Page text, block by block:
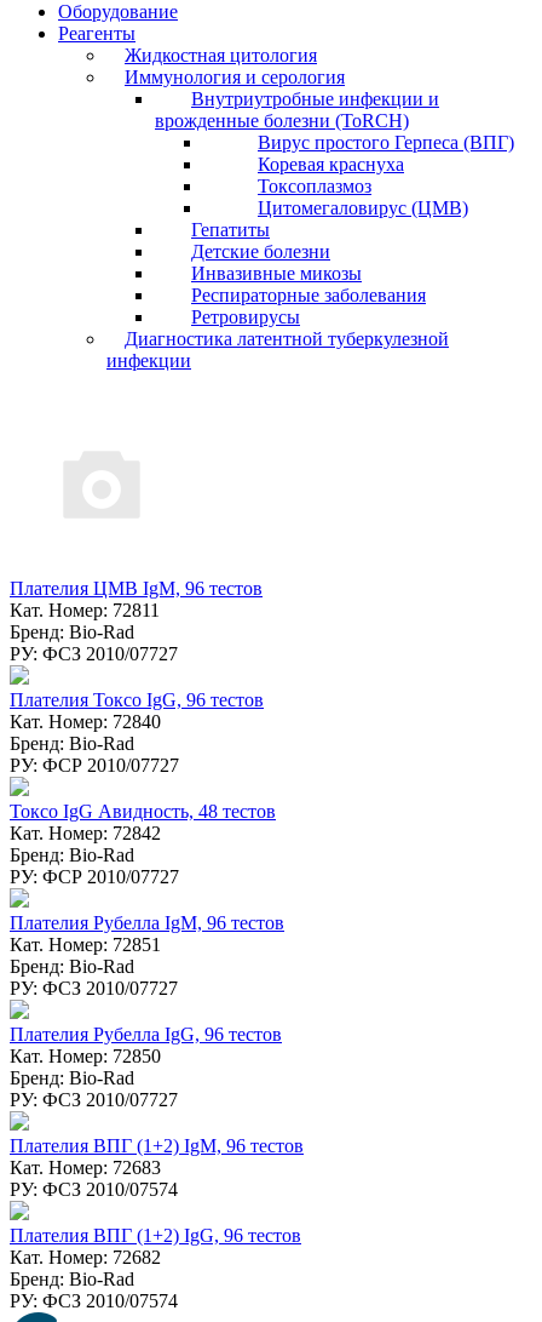
Оборудование
Реагенты
Жидкостная цитология
Иммунология и серология
Внутриутробные инфекции и
врожденные болезни (ToRCH)
Вирус простого Герпеса (ВПГ)
Коревая краснуха
Токсоплазмоз
Цитомегаловирус (ЦМВ)
Гепатиты
Детские болезни
Инвазивные микозы
Респираторные заболевания
Ретровирусы
Диагностика латентной туберкулезной
инфекции
Плателия ЦМВ IgM, 96 тестов
Кат. Номер: 72811
Бренд: Bio-Rad
РУ: ФСЗ 2010/07727
Плателия Токсо IgG, 96 тестов
Кат. Номер: 72840
Бренд: Bio-Rad
РУ: ФСР 2010/07727
Токсо IgG Авидность, 48 тестов
Кат. Номер: 72842
Бренд: Bio-Rad
РУ: ФСР 2010/07727
Плателия Рубелла IgM, 96 тестов
Кат. Номер: 72851
Бренд: Bio-Rad
РУ: ФСЗ 2010/07727
Плателия Рубелла IgG, 96 тестов
Кат. Номер: 72850
Бренд: Bio-Rad
РУ: ФСЗ 2010/07727
Плателия ВПГ (1+2) IgM, 96 тестов
Кат. Номер: 72683
РУ: ФСЗ 2010/07574
Плателия ВПГ (1+2) IgG, 96 тестов
Кат. Номер: 72682
Бренд: Bio-Rad
РУ: ФСЗ 2010/07574